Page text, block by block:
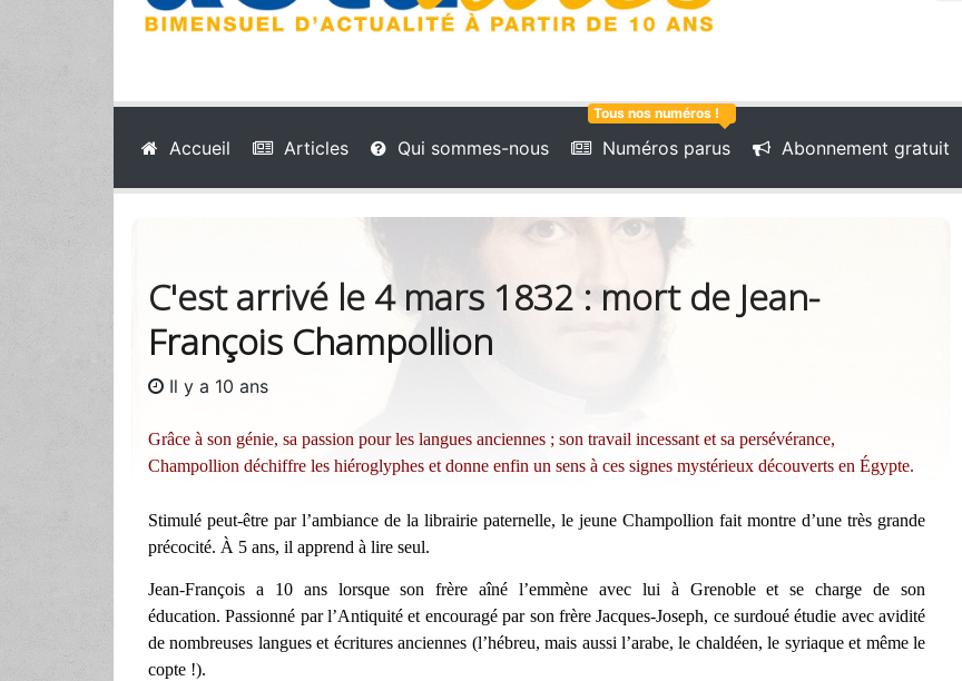
Accueil Articles Qui sommes-nous
Tous nos numéros !
Numéros parus Abonnement gratuit
C'est arrivé le 4 mars 1832 : mort de Jean-
François Champollion
Il y a 10 ans
Grâce à son génie, sa passion pour les langues anciennes ; son travail incessant et sa persévérance,
Champollion déchiffre les hiéroglyphes et donne enfin un sens à ces signes mystérieux découverts en Égypte.
Stimulé peut-être par l’ambiance de la librairie paternelle, le jeune Champollion fait montre d’une très grande
précocité. À 5 ans, il apprend à lire seul.
Jean-François a 10 ans lorsque son frère aîné l’emmène avec lui à Grenoble et se charge de son
éducation. Passionné par l’Antiquité et encouragé par son frère Jacques-Joseph, ce surdoué étudie avec avidité
de nombreuses langues et écritures anciennes (l’hébreu, mais aussi l’arabe, le chaldéen, le syriaque et même le
copte !).